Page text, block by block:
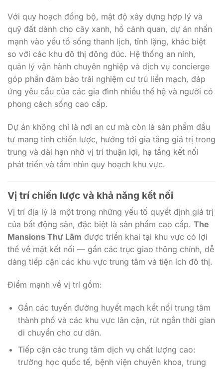
Với quy hoạch đồng bộ, mật độ xây dựng hợp lý và
quỹ đất dành cho cây xanh, hồ cảnh quan, dự án nhấn
mạnh vào yếu tố sống thanh lịch, tĩnh lặng, khác biệt
so với các khu đô thị đông đúc. Hệ thống an ninh,
quản lý vận hành chuyên nghiệp và dịch vụ concierge
góp phần đảm bảo trải nghiệm cư trú liền mạch, đáp
ứng yêu cầu của các gia đình nhiều thế hệ và người có
phong cách sống cao cấp.
Dự án không chỉ là nơi an cư mà còn là sản phẩm đầu
tư mang tính chiến lược, hướng tới gia tăng giá trị trong
trung và dài hạn nhờ vị trí thuận lợi, hạ tầng kết nối
phát triển và tầm nhìn quy hoạch khu vực.
Vị trí chiến lược và khả năng kết nối
Vị trí địa lý là một trong những yếu tố quyết định giá trị
của bất động sản, đặc biệt là sản phẩm cao cấp. The
Mansions Thư Lâm được triển khai tại khu vực có lợi
thế về mặt kết nối — gần các trục giao thông chính, dễ
dàng tiếp cận các khu vực trung tâm và tiện ích đô thị.
Điểm mạnh về vị trí gồm:
Gần các tuyến đường huyết mạch kết nối trung tâm
thành phố và các khu vực lân cận, rút ngắn thời gian
di chuyển cho cư dân.
Tiếp cận các trung tâm dịch vụ chất lượng cao:
trường học quốc tế, bệnh viện chuyên khoa, trung